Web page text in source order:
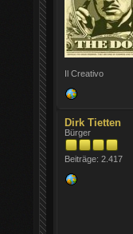
Il Creativo
Dirk Tietten
Bürger
Beiträge: 2.417